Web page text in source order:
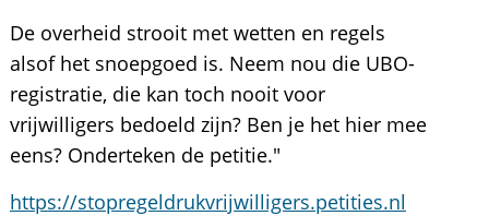
De overheid strooit met wetten en regels
alsof het snoepgoed is. Neem nou die UBO-
registratie, die kan toch nooit voor
vrijwilligers bedoeld zijn? Ben je het hier mee
eens? Onderteken de petitie."
https://stopregeldrukvrijwilligers.petities.nl